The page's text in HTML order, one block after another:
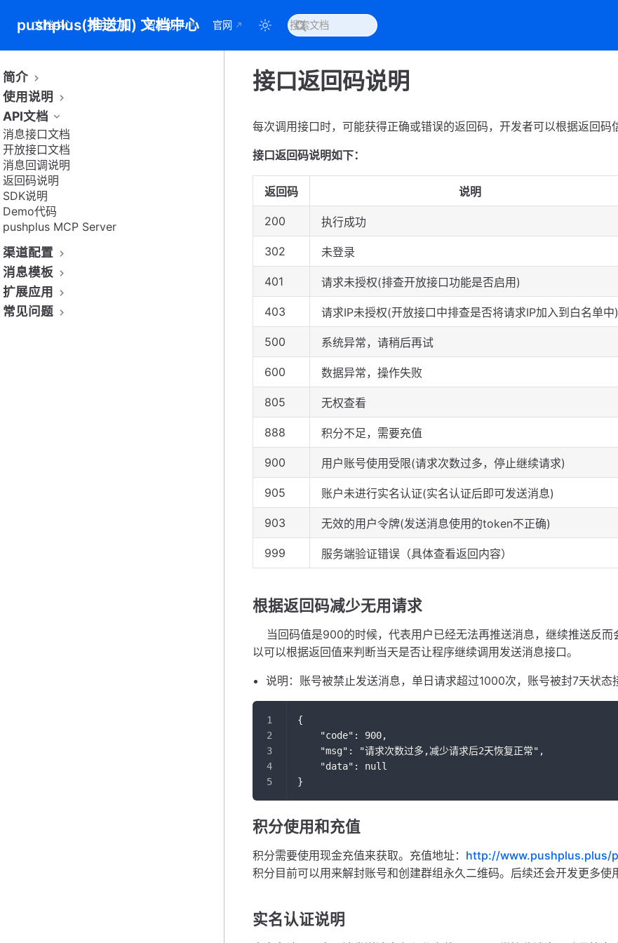
pushplus(推送加) 文档中心
文档中心 常用工具 智能助手 官网
简介
使用说明
API文档
消息接口文档
开放接口文档
消息回调说明
返回码说明
SDK说明
Demo代码
pushplus MCP Server
渠道配置
消息模板
扩展应用
常见问题
接口返回码说明
每次调用接口时，可能获得正确或错误的返回码，开发者可以根据返回码
接口返回码说明如下：
返回码 说明
200 执行成功
302 未登录
401 请求未授权(排查开放接口功能是否启用)
403 请求IP未授权(开放接口中排查是否将请求IP加入到白名单中)
500 系统异常，请稍后再试
600 数据异常，操作失败
805 无权查看
888 积分不足，需要充值
900 用户账号使用受限(请求次数过多，停止继续请求)
905 账户未进行实名认证(实名认证后即可发送消息)
903 无效的用户令牌(发送消息使用的token不正确)
999 服务端验证错误（具体查看返回内容）
根据返回码减少无用请求
当回码值是900的时候，代表用户已经无法再推送消息，继续推送反
以可以根据返回值来判断当天是否让程序继续调用发送消息接口。
说明：账号被禁止发送消息，单日请求超过1000次，账号被封7天状态
{
	"code": 900,
	"msg": "请求次数过多,减少请求后2天恢复正常",
	"data": null
}
积分使用和充值
积分需要使用现金充值来获取。充值地址： http://www.pushplus.plus/
积分目前可以用来解封账号和创建群组永久二维码。后续还会开发更多使
实名认证说明